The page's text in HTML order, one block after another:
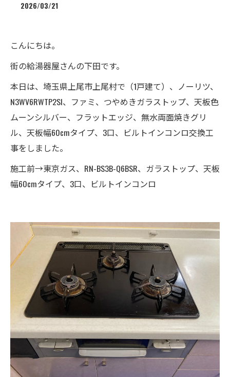
2026/03/21
こんにちは。
街の給湯器屋さんの下田です。
本日は、埼玉県上尾市上尾村で（1戸建て）、ノーリツ、
N3WV6RWTP2SI、ファミ、つやめきガラストップ、天板色
ムーンシルバー、フラットエッジ、無水両面焼きグリ
ル、天板幅60cmタイプ、3口、ビルトインコンロ交換工
事をしました。
施工前→東京ガス、RN-BS3B-Q6BSR、ガラストップ、天板
幅60cmタイプ、3口、ビルトインコンロ